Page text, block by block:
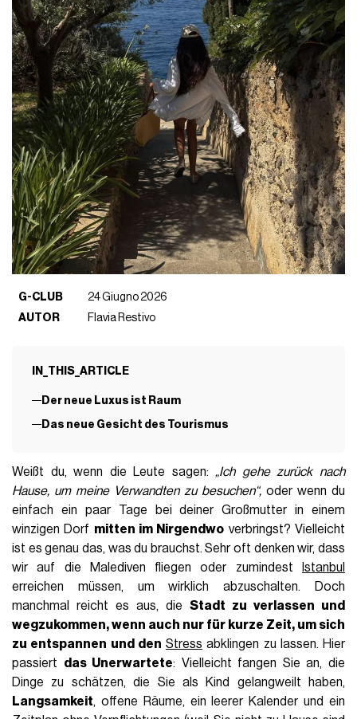
G-CLUB
24 Giugno 2026
AUTOR
Flavia Restivo
IN_THIS_ARTICLE
Der neue Luxus ist Raum
Das neue Gesicht des Tourismus
Weißt du, wenn die Leute sagen: „Ich gehe zurück nach
Hause, um meine Verwandten zu besuchen“, oder wenn du
einfach ein paar Tage bei deiner Großmutter in einem
winzigen Dorf mitten im Nirgendwo verbringst? Vielleicht
ist es genau das, was du brauchst. Sehr oft denken wir, dass
wir auf die Malediven fliegen oder zumindest
Istanbul
erreichen müssen, um wirklich abzuschalten. Doch
manchmal reicht es aus, die Stadt zu verlassen und
wegzukommen, wenn auch nur für kurze Zeit, um sich
zu entspannen und den Stress abklingen zu lassen. Hier
passiert das Unerwartete: Vielleicht fangen Sie an, die
Dinge zu schätzen, die Sie als Kind gelangweilt haben,
Langsamkeit, offene Räume, ein leerer Kalender und ein